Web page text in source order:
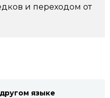
и переходом от
языке